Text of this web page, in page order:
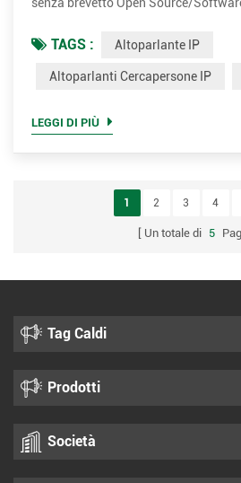
senza brevetto Open Source/
accesso alle applicazioni vocali
gratuita ai costosi codec vocali
TAGS : Altoparlante IP
Altoparlanti Cercapersone IP
LEGGI DI PIÙ
1 2 3 4
Un totale di 5
Tag Caldi
Prodotti
Società